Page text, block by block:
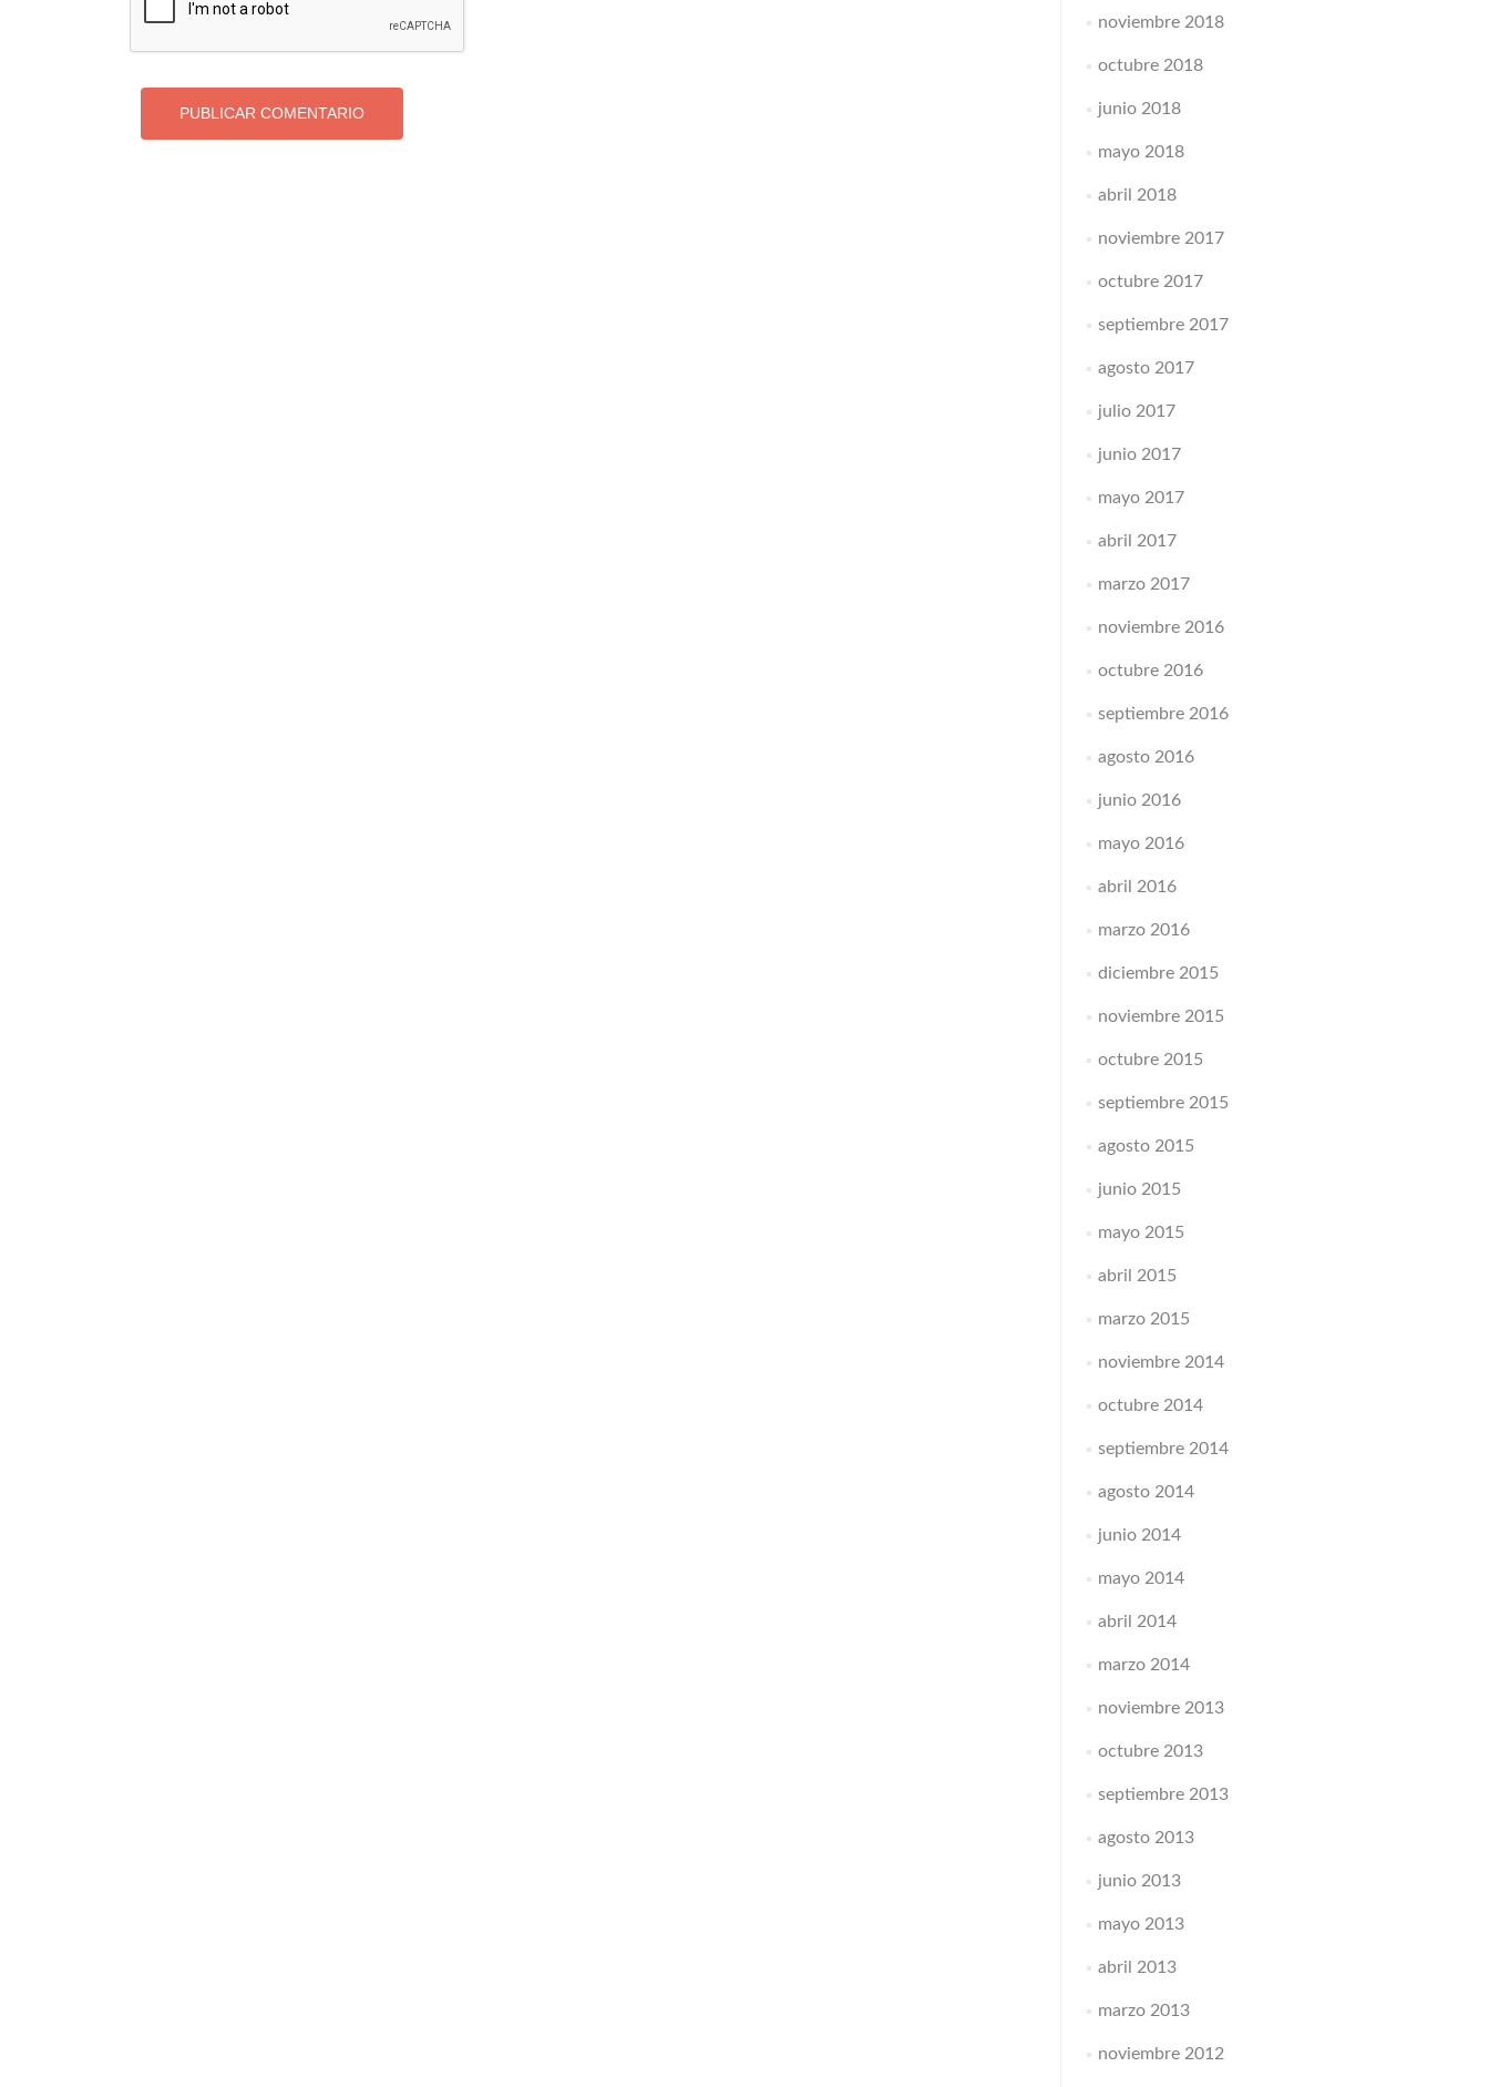
noviembre 2018
octubre 2018
junio 2018
mayo 2018
abril 2018
noviembre 2017
octubre 2017
septiembre 2017
agosto 2017
julio 2017
junio 2017
mayo 2017
abril 2017
marzo 2017
noviembre 2016
octubre 2016
septiembre 2016
agosto 2016
junio 2016
mayo 2016
abril 2016
marzo 2016
diciembre 2015
noviembre 2015
octubre 2015
septiembre 2015
agosto 2015
junio 2015
mayo 2015
abril 2015
marzo 2015
noviembre 2014
octubre 2014
septiembre 2014
agosto 2014
junio 2014
mayo 2014
abril 2014
marzo 2014
noviembre 2013
octubre 2013
septiembre 2013
agosto 2013
junio 2013
mayo 2013
abril 2013
marzo 2013
noviembre 2012